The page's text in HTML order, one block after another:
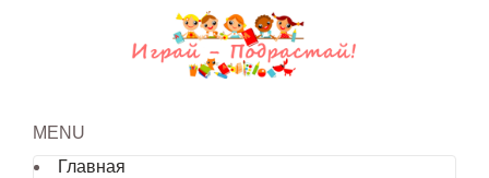
MENU
Главная